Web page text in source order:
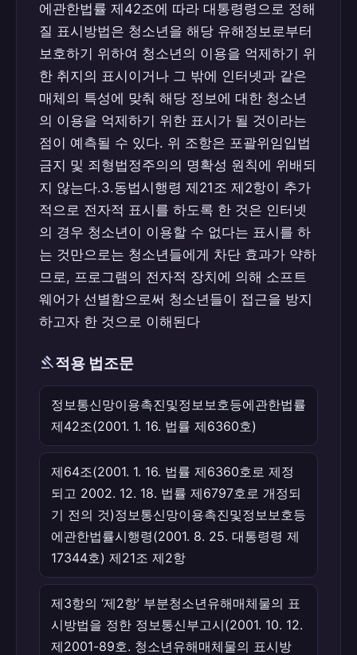
에관한법률 제42조에 따라 대통령령으로 정해
질 표시방법은 청소년을 해당 유해정보로부터
보호하기 위하여 청소년의 이용을 억제하기 위
한 취지의 표시이거나 그 밖에 인터넷과 같은
매체의 특성에 맞춰 해당 정보에 대한 청소년
의 이용을 억제하기 위한 표시가 될 것이라는
점이 예측될 수 있다. 위 조항은 포괄위임입법
금지 및 죄형법정주의의 명확성 원칙에 위배되
지 않는다.3.동법시행령 제21조 제2항이 추가
적으로 전자적 표시를 하도록 한 것은 인터넷
의 경우 청소년이 이용할 수 없다는 표시를 하
는 것만으로는 청소년들에게 차단 효과가 약하
므로, 프로그램의 전자적 장치에 의해 소프트
웨어가 선별함으로써 청소년들이 접근을 방지
하고자 한 것으로 이해된다
gavel적용 법조문
정보통신망이용촉진및정보보호등에관한법률
제42조(2001. 1. 16. 법률 제6360호)
제64조(2001. 1. 16. 법률 제6360호로 제정
되고 2002. 12. 18. 법률 제6797호로 개정되
기 전의 것)정보통신망이용촉진및정보보호등
에관한법률시행령(2001. 8. 25. 대통령령 제
17344호) 제21조 제2항
제3항의 ‘제2항’ 부분청소년유해매체물의 표
시방법을 정한 정보통신부고시(2001. 10. 12.
제2001-89호. 청소년유해매체물의 표시방